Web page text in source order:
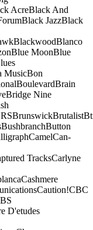
AcreBlack And
Black JazzBlack
BlackwoodBlanco
Blue MoonBlue
MusicBon
BoulevardBrain
Bridge Nine
BrunswickBrutalist
BushbranchButton
CamelCan-
TracksCarlyne
Cashmere
Caution!CBC
D'etudes